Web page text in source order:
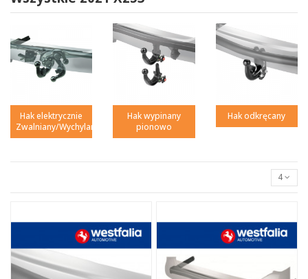
Hak elektrycznie
Zwalniany/Wychylany
Hak wypinany
pionowo
Hak odkręcany
4